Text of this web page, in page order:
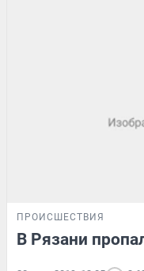
ПРОИСШЕСТВИЯ
В Рязани